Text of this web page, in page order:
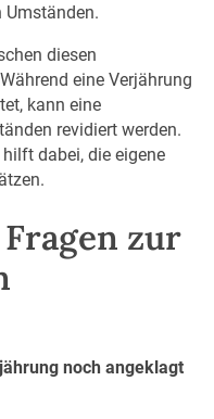
Umständen.
diesen
eine Verjährung
kann eine
revidiert werden.
dabei, die eigene
zur
noch angeklagt